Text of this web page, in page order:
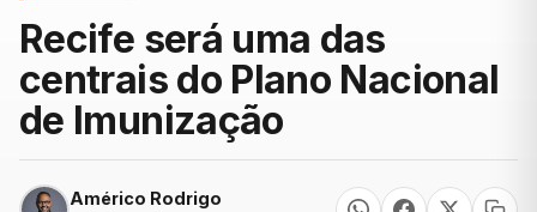
Recife será uma das
centrais do Plano Nacional
de Imunização
Américo Rodrigo